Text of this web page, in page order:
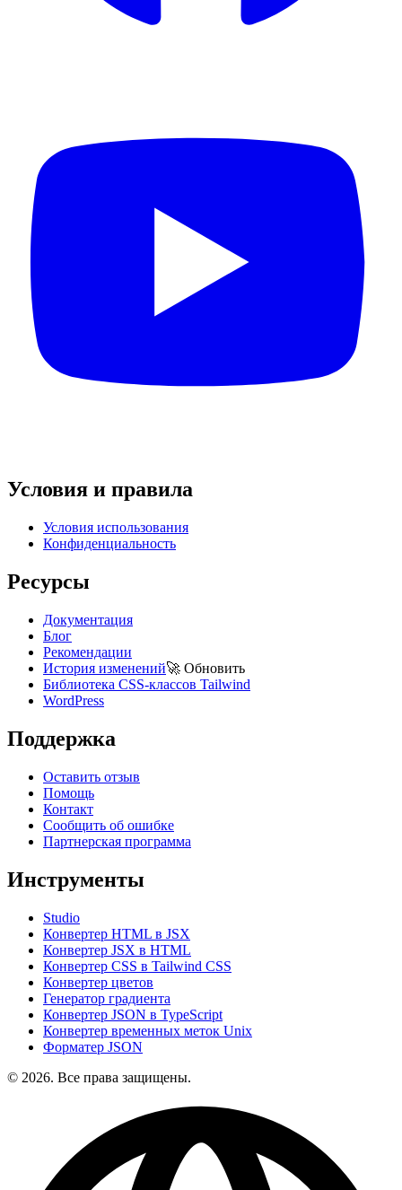
Условия и правила
Условия использования
Конфиденциальность
Ресурсы
Документация
Блог
Рекомендации
История изменений🚀 Обновить
Библиотека CSS-классов Tailwind
WordPress
Поддержка
Оставить отзыв
Помощь
Контакт
Сообщить об ошибке
Партнерская программа
Инструменты
Studio
Конвертер HTML в JSX
Конвертер JSX в HTML
Конвертер CSS в Tailwind CSS
Конвертер цветов
Генератор градиента
Конвертер JSON в TypeScript
Конвертер временных меток Unix
Форматер JSON
© 2026. Все права защищены.